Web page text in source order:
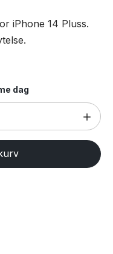
iPhone 14 Pluss.
dag